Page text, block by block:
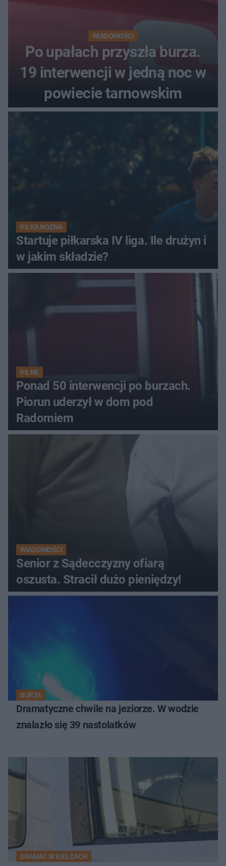
WIADOMOŚCI
Po upałach przyszła burza.
19 interwencji w jedną noc w
powiecie tarnowskim
PIŁKA NOŻNA
Startuje piłkarska IV liga. Ile drużyn i
w jakim składzie?
PILNE
Ponad 50 interwencji po burzach.
Piorun uderzył w dom pod
Radomiem
WIADOMOŚCI
Senior z Sądecczyzny ofiarą
oszusta. Stracił dużo pieniędzy!
BURZA
Dramatyczne chwile na jeziorze. W wodzie
znalazło się 39 nastolatków
DRAMAT W KIELCACH